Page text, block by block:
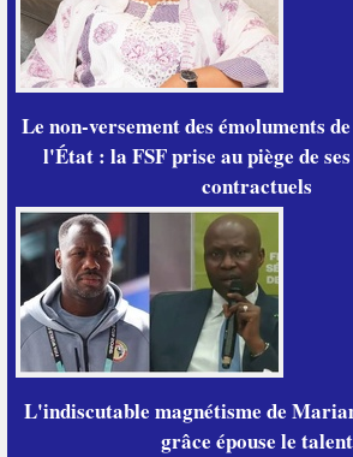
Le non-versement des émoluments
l'État : la FSF prise au piège de
contractuels
L'indiscutable magnétisme de
grâce épouse le talent